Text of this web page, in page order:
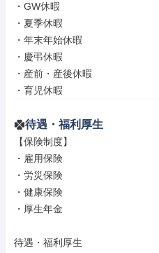
・GW休暇
・夏季休暇
・年末年始休暇
・慶弔休暇
・産前・産後休暇
・育児休暇
待遇・福利厚生
【保険制度】
・雇用保険
・労災保険
・健康保険
・厚生年金
待遇・福利厚生